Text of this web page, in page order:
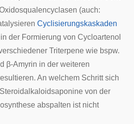
(auch:
Cyclisierungskaskaden
der Formierung von Cycloartenol
Triterpene wie bspw.
β-Amyrin in der weiteren
An welchem Schritt sich
von der
abspalten ist nicht